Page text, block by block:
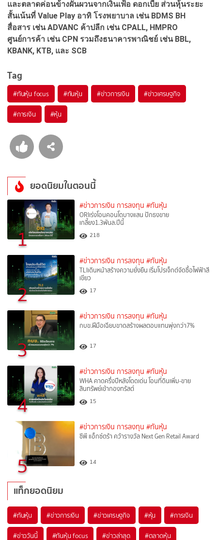
และตลาดค่อนข้างผันผวนจากเงินเฟ้อ ดอกเบี้ย ส่วนหุ้นระยะ
สั้นเน้นที่ Value Play อาทิ โรงพยาบาล เช่น BDMS BH
สื่อสาร เช่น ADVANC ค้าปลีก เช่น CPALL, HMPRO
ศูนย์การค้า เช่น CPN รวมถึงธนาคารพาณิชย์ เช่น BBL,
KBANK, KTB, และ SCB
Tag
#ทันหุ้น focus #ทันหุ้น #ข่าวการเงิน #ข่าวเศรษฐกิจ
#การเงิน #หุ้น
ยอดนิยมในตอนนี้
1
#ข่าวการเงิน การลงทุน #ทันหุ้น
ORIเร่งโอนคอนโดบางแสน ปักธงขาย
เกลี้ยง1.3พันล.ปีนี้
218
2
#ข่าวการเงิน การลงทุน #ทันหุ้น
TLIเดินหน้าสร้างความยั่งยืน เริ่มโปรเจ็กต์จัดซื้อไฟฟ้าสี
เขียว
17
3
#ข่าวการเงิน การลงทุน #ทันหุ้น
กบข.ฝีมือเฉียบขาดสร้างผลตอบแทนพุ่งกว่า7%
17
4
#ข่าวการเงิน การลงทุน #ทันหุ้น
WHA คาดครึ่งปีหลังโดดเด่น โอนที่ดินเพิ่ม-ขาย
สินทรัพย์เข้ากองทรัสต์
15
5
#ข่าวการเงิน การลงทุน #ทันหุ้น
ซีพี แอ็กซ์ตร้า คว้ารางวัล Next Gen Retail Award
14
แท็กยอดนิยม
#ทันหุ้น #ข่าวการเงิน #ข่าวเศรษฐกิจ #หุ้น #การเงิน
#ข่าววันนี้ #ทันหุ้น focus #ข่าวล่าสุด #ตลาดหุ้น